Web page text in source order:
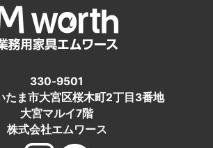
330-9501
たま市大宮区桜木町2丁目3番地
大宮マルイ7階
株式会社エムワース